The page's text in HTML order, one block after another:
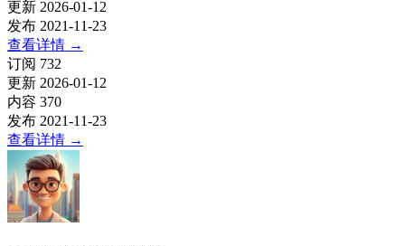
更新 2026-01-12
发布 2021-11-23
查看详情 →
订阅 732
更新 2026-01-12
内容 370
发布 2021-11-23
查看详情 →